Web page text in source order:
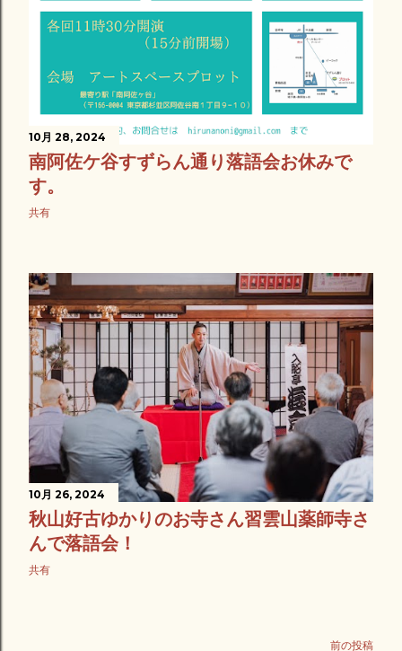
10月 28, 2024
南阿佐ケ谷すずらん通り落語会お休みで
す。
共有
10月 26, 2024
秋山好古ゆかりのお寺さん習雲山薬師寺さ
んで落語会！
共有
前の投稿